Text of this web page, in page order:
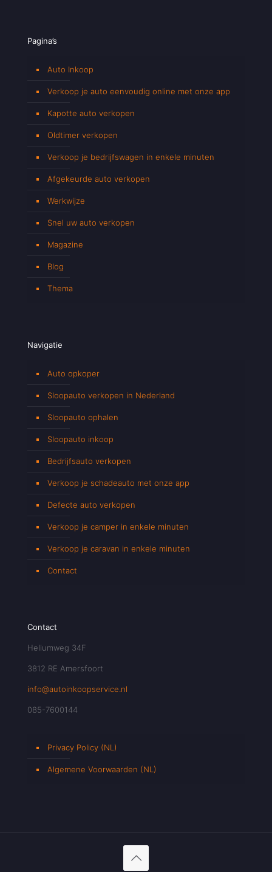
Pagina’s
Auto Inkoop
Verkoop je auto eenvoudig online met onze app
Kapotte auto verkopen
Oldtimer verkopen
Verkoop je bedrijfswagen in enkele minuten
Afgekeurde auto verkopen
Werkwijze
Snel uw auto verkopen
Magazine
Blog
Thema
Navigatie
Auto opkoper
Sloopauto verkopen in Nederland
Sloopauto ophalen
Sloopauto inkoop
Bedrijfsauto verkopen
Verkoop je schadeauto met onze app
Defecte auto verkopen
Verkoop je camper in enkele minuten
Verkoop je caravan in enkele minuten
Contact
Contact
Heliumweg 34F
3812 RE Amersfoort
info@autoinkoopservice.nl
085-7600144
Privacy Policy (NL)
Algemene Voorwaarden (NL)